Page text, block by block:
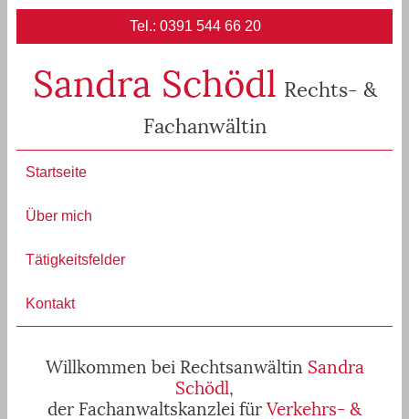
Tel.: 0391 544 66 20
Sandra Schödl Rechts- &
Fachanwältin
Startseite
Über mich
Tätigkeitsfelder
Kontakt
Willkommen bei Rechtsanwältin Sandra
Schödl,
der Fachanwaltskanzlei für Verkehrs- &